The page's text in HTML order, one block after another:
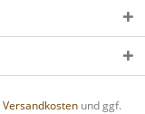
Versandkosten und ggf.